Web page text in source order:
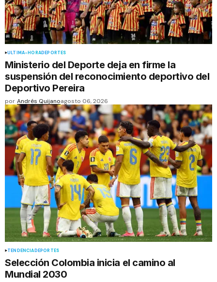
ÚLTIMA-HORADEPORTES
Ministerio del Deporte deja en firme la
suspensión del reconocimiento deportivo del
Deportivo Pereira
por Andrés Quijanoagosto 06, 2026
TENDENCIADEPORTES
Selección Colombia inicia el camino al
Mundial 2030